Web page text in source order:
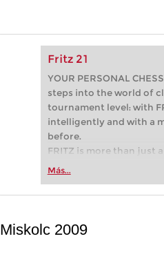
Fritz 21
YOUR PERSONAL
steps into the world of
tournament level: with
intelligently and with a
before.
FRITZ is more than just
Whether you’re taking
more efficiently,
Más...
Miskolc 2009